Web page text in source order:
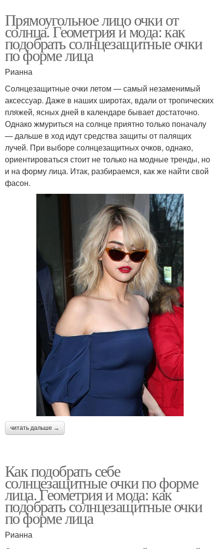
Прямоугольное лицо очки от
солнца. Геометрия и мода: как
подобрать солнцезащитные очки
по форме лица
Рианна
Солнцезащитные очки летом — самый незаменимый
аксессуар. Даже в наших широтах, вдали от тропических
пляжей, ясных дней в календаре бывает достаточно.
Однако жмуриться на солнце приятно только поначалу
— дальше в ход идут средства защиты от палящих
лучей. При выборе солнцезащитных очков, однако,
ориентироваться стоит не только на модные тренды, но
и на форму лица. Итак, разбираемся, как же найти свой
фасон.
читать дальше →
Как подобрать себе
солнцезащитные очки по форме
лица. Геометрия и мода: как
подобрать солнцезащитные очки
по форме лица
Рианна